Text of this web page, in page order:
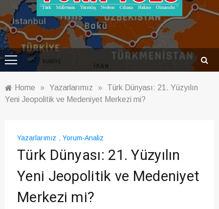
Türk Yolu Dergisi
Home » Yazarlarımız »
Türk Dünyası: 21. Yüzyılın
Yeni Jeopolitik ve Medeniyet Merkezi mi?
Yazarlarımız , Yorum-Analiz
Türk Dünyası: 21. Yüzyılın
Yeni Jeopolitik ve Medeniyet
Merkezi mi?